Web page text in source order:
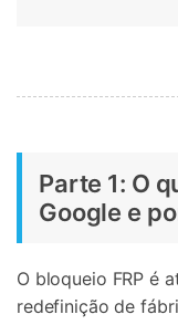
Parte 1: O
Google e
O bloqueio FRP é
redefinição de